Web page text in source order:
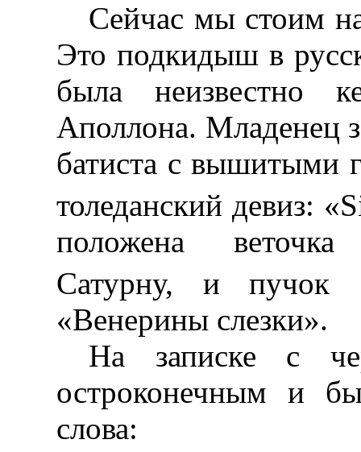
Сейчас мы стоим
Это подкидыш в
была неизвестно
Аполлона. Младенец
батиста с вышитыми
толеданский девиз:
положена
Сатурну, и пучок
«Венерины слезки».
На записке с
остроконечным и
слова: